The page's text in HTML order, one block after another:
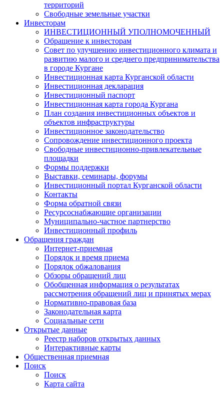
территорий
Свободные земельные участки
Инвесторам
ИНВЕСТИЦИОННЫЙ УПОЛНОМОЧЕННЫЙ
Обращение к инвесторам
Совет по улучшению инвестиционного климата и
развитию малого и среднего предпринимательства
в городе Кургане
Инвестиционная карта Курганской области
Инвестиционная декларация
Инвестиционный паспорт
Инвестиционная карта города Кургана
План создания инвестиционных объектов и
объектов инфраструктуры
Инвестиционное законодательство
Сопровождение инвестиционного проекта
Свободные инвестиционно-привлекательные
площадки
Формы поддержки
Выставки, семинары, форумы
Инвестиционный портал Курганской области
Контакты
Форма обратной связи
Ресурсоснабжающие организации
Муниципально-частное партнерство
Инвестиционный профиль
Обращения граждан
Интернет-приемная
Порядок и время приема
Порядок обжалования
Обзоры обращений лиц
Обобщенная информация о результатах
рассмотрения обращений лиц и принятых мерах
Нормативно-правовая база
Законодательная карта
Социальные сети
Открытые данные
Реестр наборов открытых данных
Интерактивные карты
Общественная приемная
Поиск
Поиск
Карта сайта